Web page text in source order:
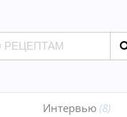
Интервью (8)